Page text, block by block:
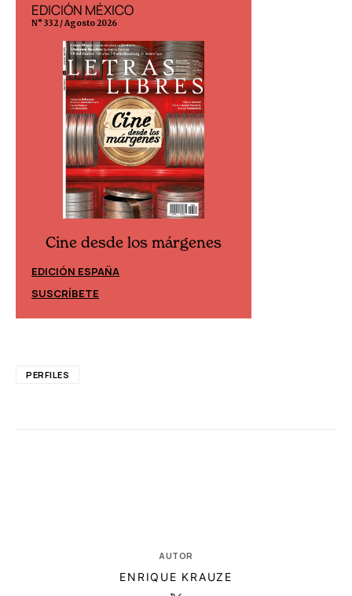
EDICIÓN MÉXICO
N° 332 / Agosto 2026
Cine desde los márgenes
EDICIÓN ESPAÑA
SUSCRÍBETE
PERFILES
AUTOR
ENRIQUE KRAUZE